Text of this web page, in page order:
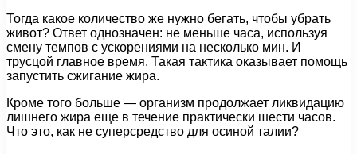
Тогда какое количество же нужно бегать, чтобы убрать
живот? Ответ однозначен: не меньше часа, используя
смену темпов с ускорениями на несколько мин. И
трусцой главное время. Такая тактика оказывает помощь
запустить сжигание жира.
Кроме того больше — организм продолжает ликвидацию
лишнего жира еще в течение практически шести часов.
Что это, как не суперсредство для осиной талии?